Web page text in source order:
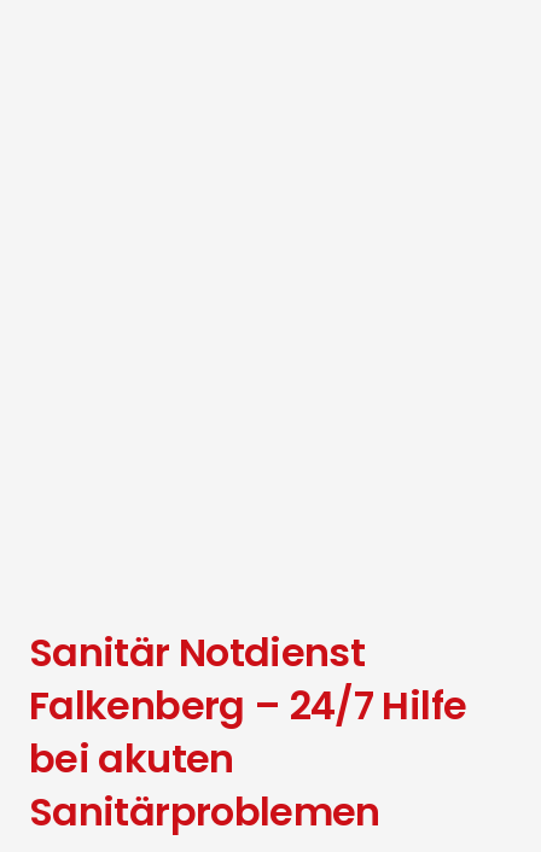
Sanitär Notdienst
Falkenberg – 24/7 Hilfe
bei akuten
Sanitärproblemen